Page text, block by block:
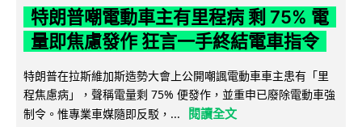
特朗普嘲電動車主有里程病 剩 75% 電
量即焦慮發作 狂言一手終結電車指令
特朗普在拉斯維加斯造勢大會上公開嘲諷電動車車主患有「里
程焦慮病」，聲稱電量剩 75% 便發作，並重申已廢除電動車強
制令。惟專業車媒隨即反駁，...
閱讀全文